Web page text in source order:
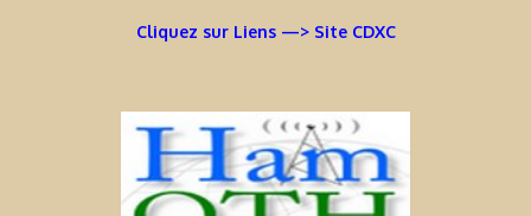
Cliquez sur Liens —> Site CDXC